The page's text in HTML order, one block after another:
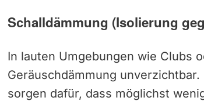
Schalldämmung (Isolierung
In lauten Umgebungen wie Clubs
Geräuschdämmung
sorgen dafür, dass möglichst